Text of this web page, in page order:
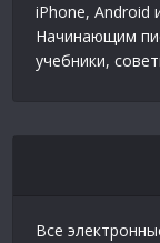
iPhone, Android
Начинающим
учебники,
Все